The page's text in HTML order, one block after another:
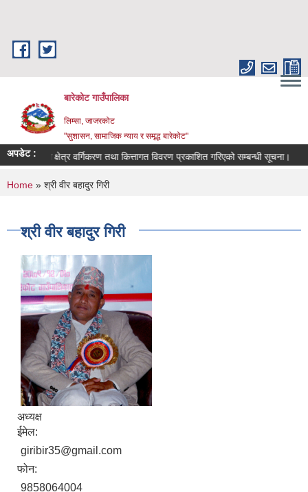
बारेकोट गाउँपालिका
लिम्सा, जाजरकोट
"सुशासन, सामाजिक न्याय र समृद्ध बारेकोट"
अपडेट :
भू-उपयोग क्षेत्र वर्गिकरण तथा कित्तागत विवरण प्रकाशित गरिएको सम्बन्धी सूचना।
You are here
Home » श्री वीर बहादुर गिरी
श्री वीर बहादुर गिरी
अध्यक्ष
ईमेल:
giribir35@gmail.com
फोन:
9858064004